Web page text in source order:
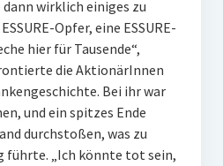
wirklich einiges zu
Opfer, eine ESSURE-
hier für Tausende“,
die AktionärInnen
Bei ihr war
und ein spitzes Ende
durchstoßen, was zu
führte. „Ich könnte tot sein,